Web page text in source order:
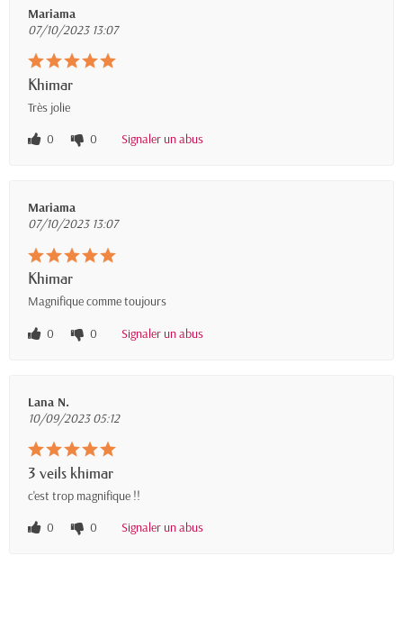
Mariama
07/10/2023 13:07
Khimar
Très jolie
0
0 Signaler un abus
Mariama
07/10/2023 13:07
Khimar
Magnifique comme toujours
0
0 Signaler un abus
Lana N.
10/09/2023 05:12
3 veils khimar
c'est trop magnifique !!
0
0 Signaler un abus